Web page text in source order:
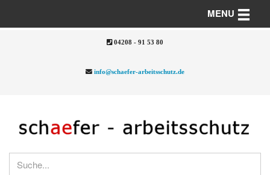
04208 - 91 53 80
info@schaefer-arbeitsschutz.de
MENU Toggle